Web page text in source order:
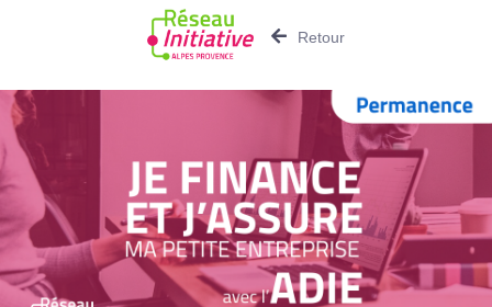
Retour